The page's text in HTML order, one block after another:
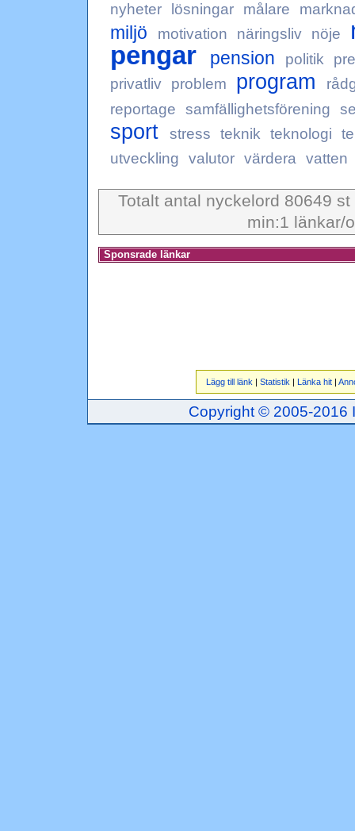
nyheter
lösningar målare
miljö motivation näringsliv nöje
pengar pension politik
privatliv
problem program
reportage
samfällighetsförening
sport stress teknik teknologi
utveckling
valutor värdera vatten
Totalt antal nyckelord 80649
min:1 länkar/
Sponsrade länkar
Lägg till länk | Statistik | Länka hit|
Copyright © 2005-2016